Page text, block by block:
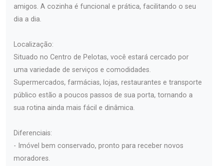
amigos. A cozinha é funcional e prática, facilitando o seu
dia a dia.
Localização:
Situado no Centro de Pelotas, você estará cercado por
uma variedade de serviços e comodidades.
Supermercados, farmácias, lojas, restaurantes e transporte
público estão a poucos passos de sua porta, tornando a
sua rotina ainda mais fácil e dinâmica.
Diferenciais:
- Imóvel bem conservado, pronto para receber novos
moradores.